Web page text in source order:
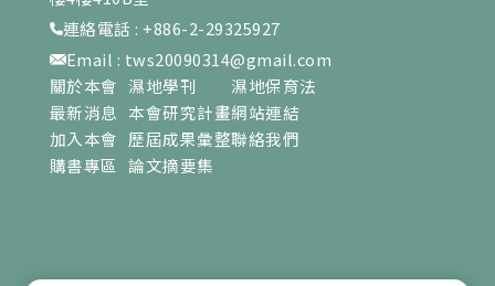
連絡電話 : +886-2-29325927
Email : tws20090314@gmail.com
關於本會
最新消息
加入本會
購書專區
濕地學刊
本會研究計畫
歷屆成果彙整
論文摘要集
濕地保育法
網站連結
聯絡我們